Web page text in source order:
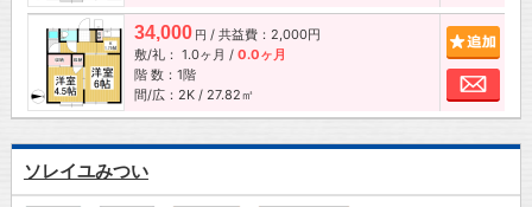
34,000 円 / 共益費：2,000円
敷/礼： 1.0ヶ月 / 0.0ヶ月
階 数：1階
間/広：2K / 27.82㎡
お
ソレイユみつい